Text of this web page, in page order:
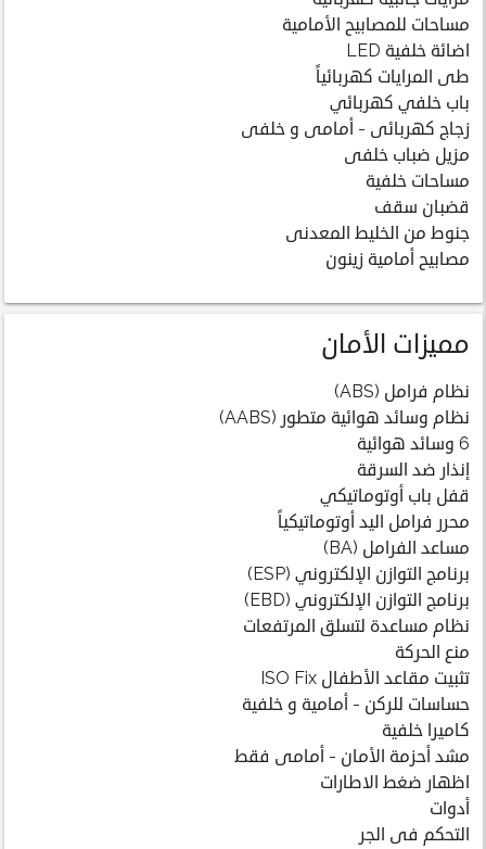
مساحات للمصابيح الأمامية
اضائة خلفية LED
طى المرايات كهربائياً
باب خلفي كهربائي
زجاج كهربائى - أمامى و خلفى
مزيل ضباب خلفى
مساحات خلفية
قضبان سقف
جنوط من الخليط المعدنى
مصابيح أمامية زينون
مميزات الأمان
نظام فرامل (ABS)
نظام وسائد هوائية متطور (AABS)
6 وسائد هوائية
إنذار ضد السرقة
قفل باب أوتوماتيكي
محرر فرامل اليد أوتوماتيكياً
مساعد الفرامل (BA)
برنامج التوازن الإلكتروني (ESP)
برنامج التوازن الإلكتروني (EBD)
نظام مساعدة لتسلق المرتفعات
منع الحركة
تثبيت مقاعد الأطفال ISO Fix
حساسات للركن - أمامية و خلفية
كاميرا خلفية
مشد أحزمة الأمان - أمامى فقط
اظهار ضغط الاطارات
أدوات
التحكم فى الجر